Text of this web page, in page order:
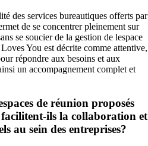
des services bureautiques offerts par
de se concentrer pleinement sur
se soucier de la gestion de lespace
You est décrite comme attentive,
répondre aux besoins et aux
un accompagnement complet et
de réunion proposés
ils la collaboration et
au sein des entreprises?